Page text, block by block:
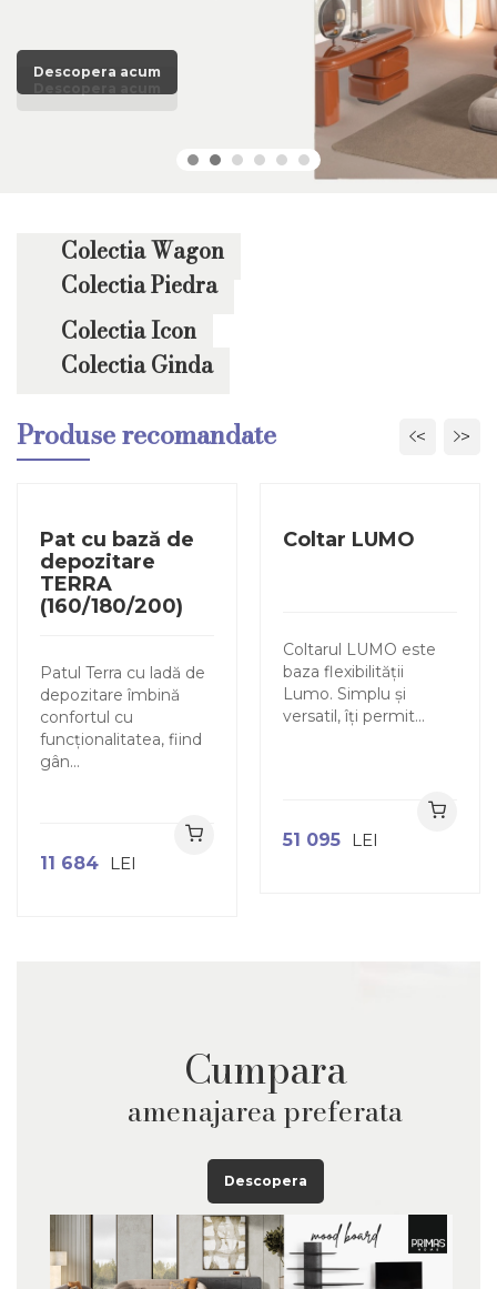
Descopera acum
Colectia Wagon
Colectia Piedra
Colectia Icon
Colectia Ginda
Produse recomandate <
Pat cu bază de
depozitare
TERRA
(160/180/200)
Patul Terra cu ladă de
depozitare îmbină
confortul cu
funcționalitatea, fiind
gân...
11 684 LEI
Coltar LUMO
Coltarul LUMO este
baza flexibilității
Lumo. Simplu și
versatil, îți permit...
51 095 LEI
>
Cumpara
amenajarea preferata
Descopera